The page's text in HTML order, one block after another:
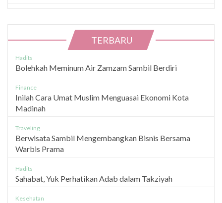
TERBARU
Hadits
Bolehkah Meminum Air Zamzam Sambil Berdiri
Finance
Inilah Cara Umat Muslim Menguasai Ekonomi Kota
Madinah
Traveling
Berwisata Sambil Mengembangkan Bisnis Bersama
Warbis Prama
Hadits
Sahabat, Yuk Perhatikan Adab dalam Takziyah
Kesehatan